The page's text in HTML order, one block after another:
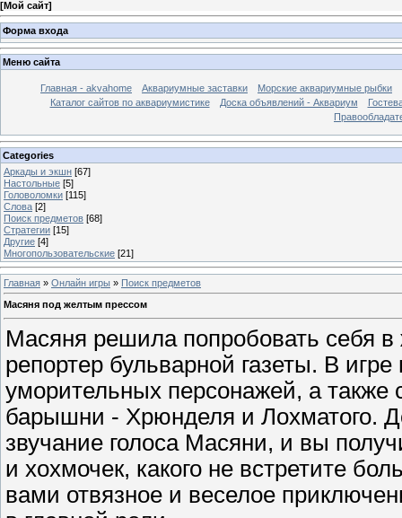
[Мой сайт]
Форма входа
Меню сайта
Главная - akvahome Аквариумные заставки
Морские аквариумные рыбки
Каталог сайтов по аквариумистике
Доска объявлений - Аквариум
Categories
Аркады и экшн [67]
Настольные [5]
Головоломки [115]
Слова [2]
Поиск предметов [68]
Стратегии [15]
Другие [4]
Многопользовательские [21]
Главная » Онлайн игры » Поиск предметов
Масяня под желтым прессом
Масяня решила попробовать себя в
репортер бульварной газеты. В
уморительных персонажей, а также
барышни - Хрюнделя и Лохматого.
звучание голоса Масяни, и вы
и хохмочек, какого не встретите
вами отвязное и веселое